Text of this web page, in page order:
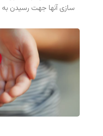
سازی آنها جهت رسیدن